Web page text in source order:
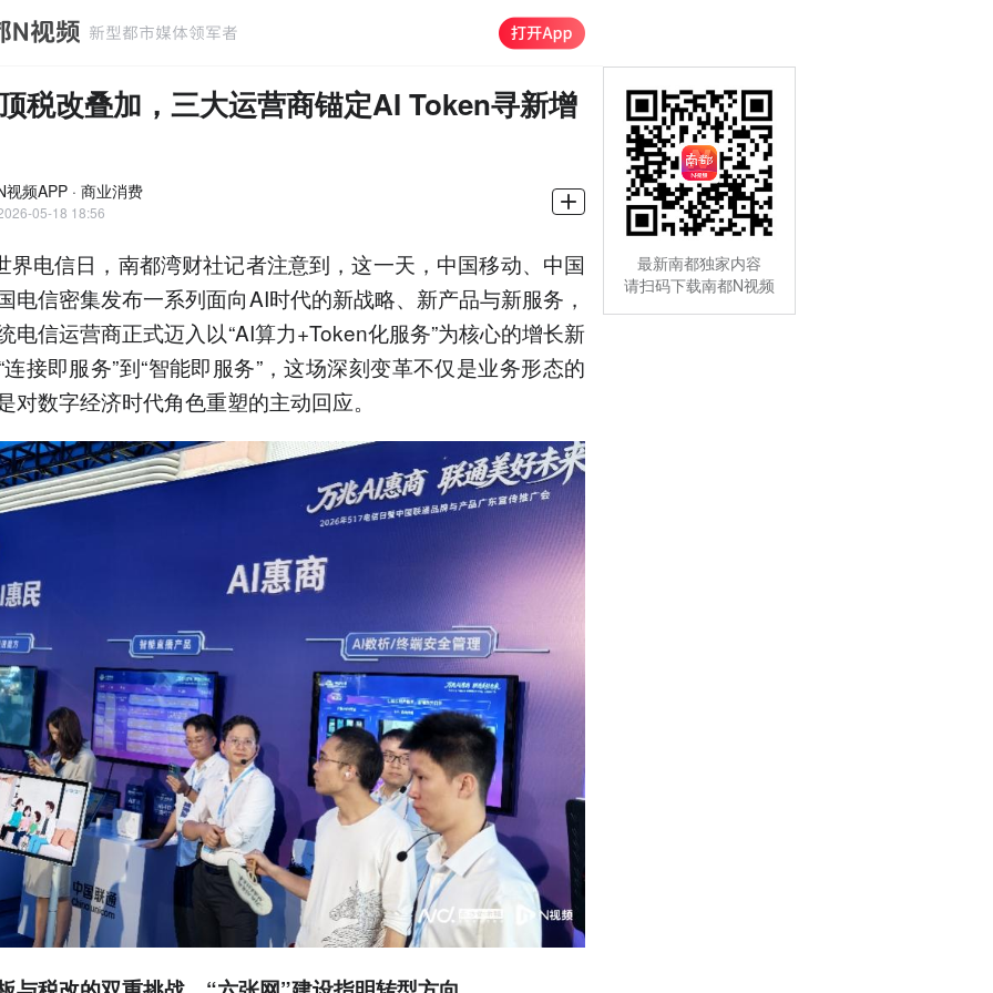
税改叠加，三大运营商锚定AI Token寻新增
视频APP · 商业消费
05-18 18:56
界电信日，南都湾财社记者注意到，这一天，中国移动、中国
电信密集发布一系列面向AI时代的新战略、新产品与新服务，
电信运营商正式迈入以“AI算力+Token化服务”为核心的增长新
接即服务”到“智能即服务”，这场深刻变革不仅是业务形态的
对数字经济时代角色重塑的主动回应。
最新南都独家内容
请扫码下载南都N视频